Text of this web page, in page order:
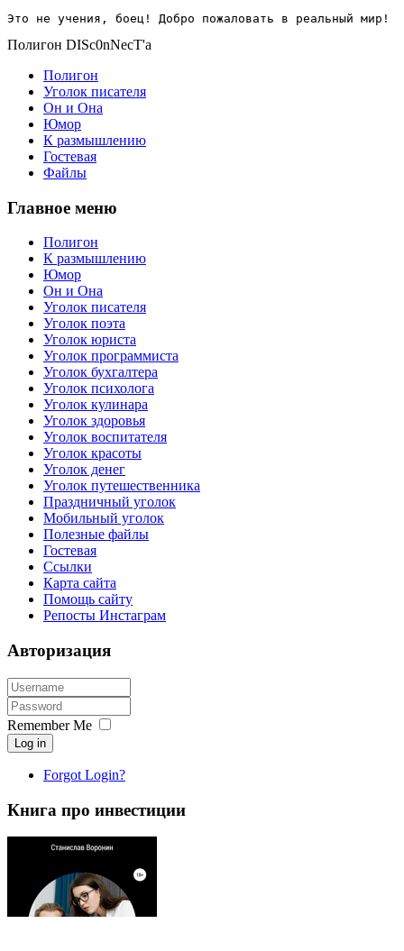
Это не учения, боец! Добро пожаловать в реальный мир!
Полигон DISc0nNecT'a
Полигон
Уголок писателя
Он и Она
Юмор
К размышлению
Гостевая
Файлы
Главное меню
Полигон
К размышлению
Юмор
Он и Она
Уголок писателя
Уголок поэта
Уголок юриста
Уголок программиста
Уголок бухгалтера
Уголок психолога
Уголок кулинара
Уголок здоровья
Уголок воспитателя
Уголок красоты
Уголок денег
Уголок путешественника
Праздничный уголок
Мобильный уголок
Полезные файлы
Гостевая
Ссылки
Карта сайта
Помощь сайту
Репосты Инстаграм
Авторизация
Remember Me
Log in
Forgot Login?
Книга про инвестиции